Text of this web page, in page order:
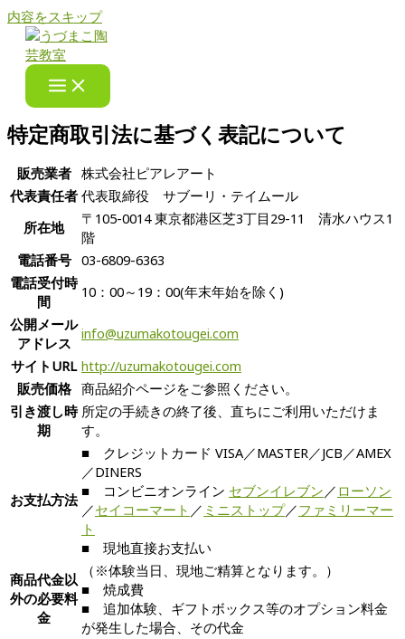
内容をスキップ
特定商取引法に基づく表記について
販売業者 株式会社ピアレアート
代表責任者 代表取締役 サブーリ・テイムール
所在地
〒105-0014 東京都港区芝3丁目29-11 清水ハウス1
階
電話番号 03-6809-6363
電話受付時
間
10：00～19：00(年末年始を除く)
公開メール
アドレス
info@uzumakotougei.com
サイトURL http://uzumakotougei.com
販売価格 商品紹介ページをご参照ください。
引き渡し時
期
所定の手続きの終了後、直ちにご利用いただけま
す。
お支払方法
■ クレジットカード VISA／MASTER／JCB／AMEX
／DINERS
■ コンビニオンライン セブンイレブン ／ ローソン
／セイコーマート ／ ミニストップ／ファミリーマー
ト
■ 現地直接お支払い
商品代金以
外の必要料
金
（※体験当日、現地ご精算となります。）
■ 焼成費
■ 追加体験、ギフトボックス等のオプション料金
が発生した場合、その代金